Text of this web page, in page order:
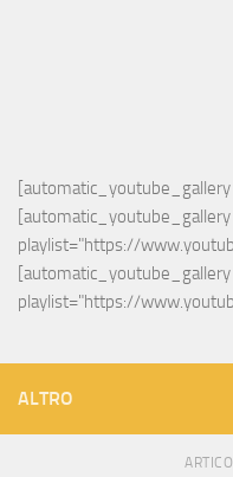
[automatic_youtube_gallery
playlist="https://
[automatic_youtube_gallery
playlist="https://
ALTRO